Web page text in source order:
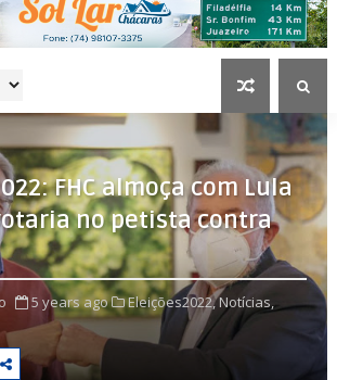
FHC almoça com Lula
no petista contra
5 years ago Eleições2022,Notícias,